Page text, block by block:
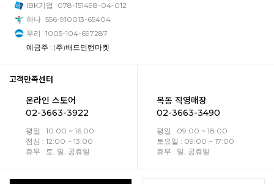
IBK기업
078-151498-04-012
하나 556-910013-65404
우리 1005-104-697287
예금주 : (주)배드민턴마켓
고객만족센터
온라인 스토어
02-3663-3922
평일 : 10:00 ~ 16:00
점심 : 12:00 ~ 13:00
휴무 : 토, 일, 공휴일
목동 직영매장
02-3663-3490
평일 : 09:00 ~ 18:00
토요일 : 09:00 ~ 17:00
휴무 : 일, 공휴일